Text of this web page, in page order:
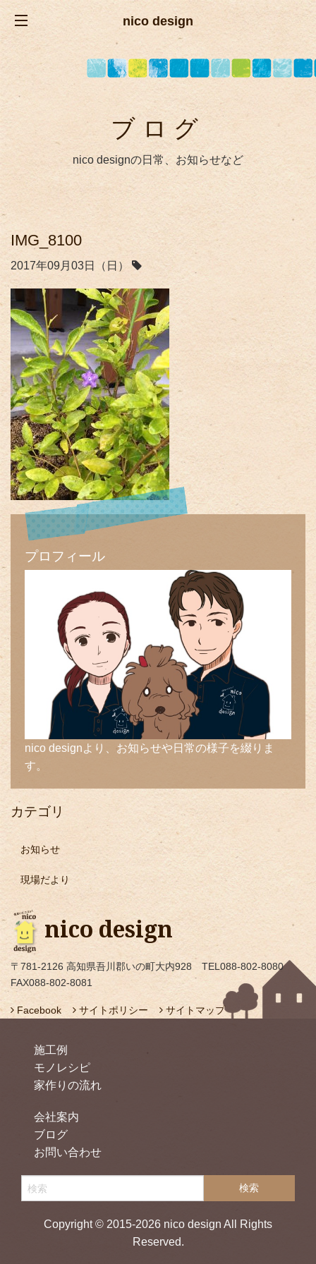
nico design
ブログ
nico designの日常、お知らせなど
IMG_8100
2017年09月03日（日）
プロフィール
nico designより、お知らせや日常の様子を綴りま
す。
カテゴリ
お知らせ
現場だより
nico design
〒781-2126 高知県吾川郡いの町大内928 TEL088-802-8080
FAX088-802-8081
Facebook サイトポリシー サイトマップ
施工例
モノレシピ
家作りの流れ
会社案内
ブログ
お問い合わせ
Copyright © 2015-2026 nico design All Rights
Reserved.